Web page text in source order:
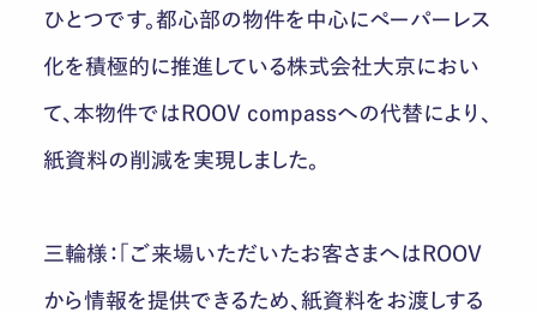
ひとつです。都心部の物件を中心にペーパーレス
化を積極的に推進している株式会社大京におい
て、本物件ではROOV compassへの代替により、
紙資料の削減を実現しました。
三輪様：「ご来場いただいたお客さまへはROOV
から情報を提供できるため、紙資料をお渡しする